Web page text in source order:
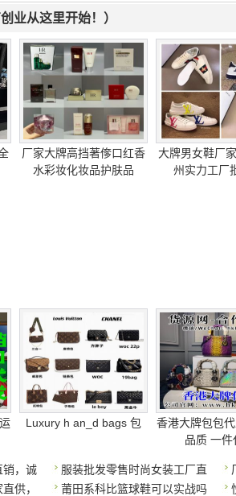
业从这里开始！）
厂家大牌高挡著偧口红香
水彩妆化妆品护肤品
大牌男女鞋厂
州实力工厂
Luxury h an_d bags 包
香港大牌包包
品质 一件
销，诚 服装批发零售时尚女装工厂直
供，
莆田系科比篮球鞋可以实战吗